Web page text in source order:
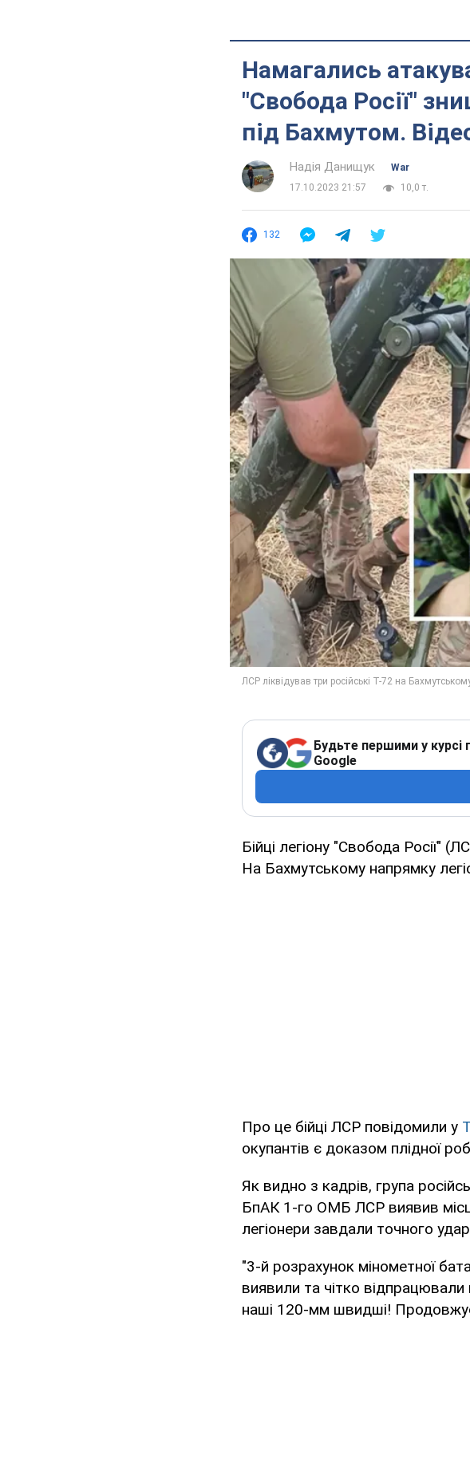
Намагались
"Свобода Росії"
під Бахмутом.
Надія Данищук
War
17.10.2023 21:57
10,0 т.
132
Будьте першими у курсі
Google
Бійці легіону "Свобода Росії"
На Бахмутському напрямку
Про це бійці ЛСР повідомили у
окупантів є доказом плідної
Як видно з кадрів, група
БпАК 1-го ОМБ ЛСР виявив
легіонери завдали точного
"3-й розрахунок мінометної
виявили та чітко
наші 120-мм швидші!